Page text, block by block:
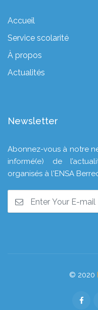
Accueil
Service scolarité
À propos
Actualités
Newsletter
Abonnez-vous à notre
informé(e) de
organisés à l'ENSA
© 2020